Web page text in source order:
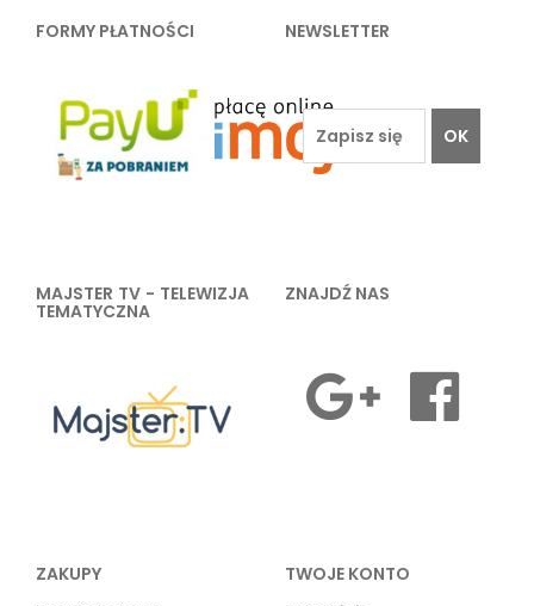
FORMY PŁATNOŚCI NEWSLETTER
OK
MAJSTER TV - TELEWIZJA
TEMATYCZNA
ZNAJDŹ NAS
ZAKUPY TWOJE KONTO